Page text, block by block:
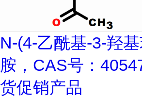
N-(4-乙酰基-3-羟
胺，CAS号：
货促销产品